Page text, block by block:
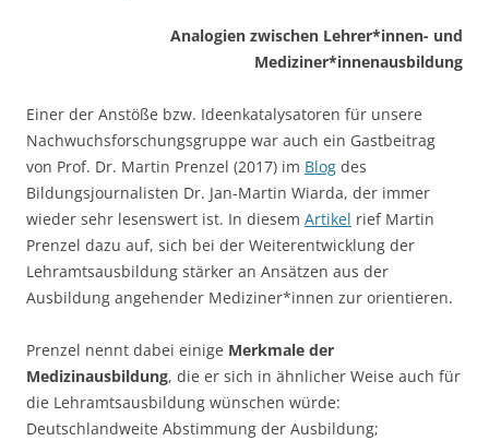
Analogien zwischen Lehrer*innen- und
Mediziner*innenausbildung
Einer der Anstöße bzw. Ideenkatalysatoren für unsere
Nachwuchsforschungsgruppe war auch ein Gastbeitrag
von Prof. Dr. Martin Prenzel (2017) im Blog des
Bildungsjournalisten Dr. Jan-Martin Wiarda, der immer
wieder sehr lesenswert ist. In diesem Artikel rief Martin
Prenzel dazu auf, sich bei der Weiterentwicklung der
Lehramtsausbildung stärker an Ansätzen aus der
Ausbildung angehender Mediziner*innen zur orientieren.
Prenzel nennt dabei einige Merkmale der
Medizinausbildung, die er sich in ähnlicher Weise auch für
die Lehramtsausbildung wünschen würde:
Deutschlandweite Abstimmung der Ausbildung;